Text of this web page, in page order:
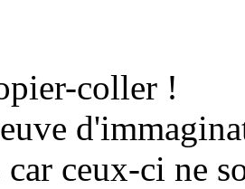
coller !
ceux-ci ne